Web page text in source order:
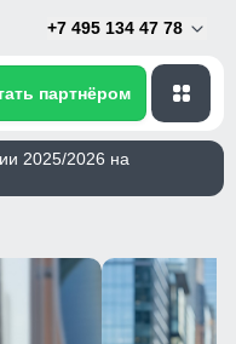
+7 495 134 47 78
партнёром
2025/2026 на